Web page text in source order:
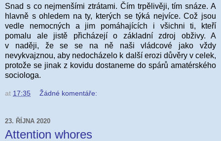
Snad s co nejmenšími ztrátami. Čím trpělivěji, tím snáze. A
hlavně s ohledem na ty, kterých se týká nejvíce. Což jsou
vedle nemocných a jim pomáhajících i všichni ti, kteří
pomalu ale jistě přicházejí o základní zdroj obživy. A
v naději, že se se na ně naši vládcové jako vždy
nevykvajznou, aby nedocházelo k další erozi důvěry v celek,
protože se jinak z kovidu dostaneme do spárů amatérského
sociologa.
at 17:35 Žádné komentáře:
23. ŘÍJNA 2020
Attention whores